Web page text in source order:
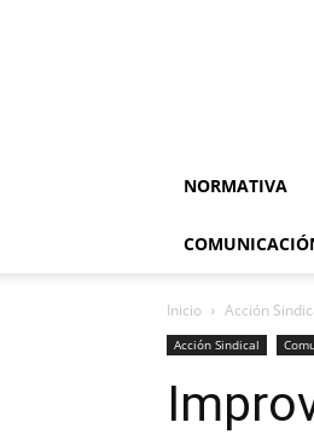
NORMATIVA
Inicio Acción
Acción Sindical